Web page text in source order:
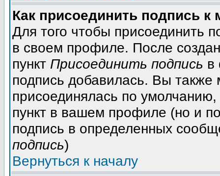
Как присоединить подпись
Для того чтобы присоединить
в своем профиле. После
пункт Присоединить подпись в
подпись добавилась. Вы также
присоединялась по
пункт в вашем профиле (но и
подпись в определенных
подпись)
Вернуться к началу